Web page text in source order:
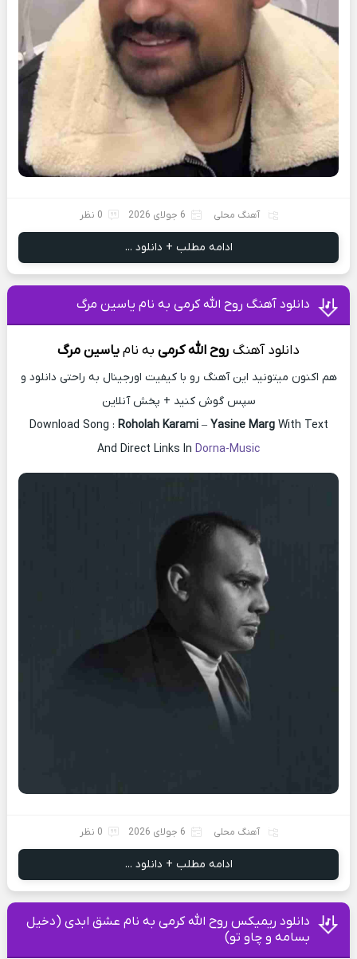
آهنگ محلی 6 جولای 2026 0 نظر
ادامه مطلب + دانلود ...
دانلود آهنگ روح الله کرمی به نام یاسین مرگ
دانلود آهنگ روح الله کرمی به نامیاسین مرگ
هم اکنون میتونید این آهنگ رو با کیفیت اورجینال به راحتی دانلود و
سپس گوش کنید + پخش آنلاین
Download Song : Roholah Karami– Yasine Marg With Text
And Direct Links In Dorna-Music
آهنگ محلی 6 جولای 2026 0 نظر
ادامه مطلب + دانلود ...
دانلود ریمیکس روح الله کرمی به نام عشق ابدی (دخیل
بسامه و چاو تو)